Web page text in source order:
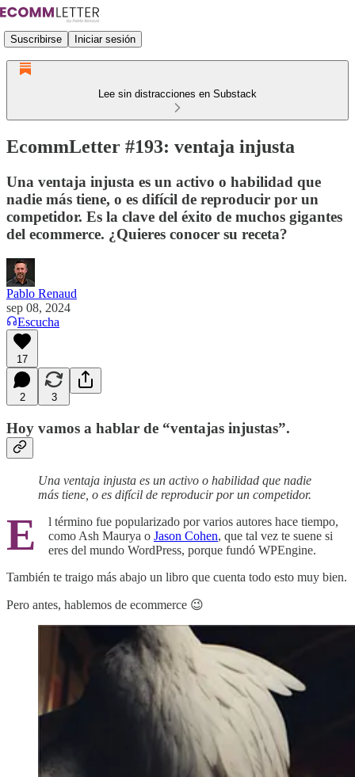
Suscribirse Iniciar sesión
Lee sin distracciones en Substack
EcommLetter #193: ventaja injusta
Una ventaja injusta es un activo o habilidad que
nadie más tiene, o es difícil de reproducir por un
competidor. Es la clave del éxito de muchos gigantes
del ecommerce. ¿Quieres conocer su receta?
Pablo Renaud
sep 08, 2024
Escucha
17
2 3
Hoy vamos a hablar de “ventajas injustas”.
Una ventaja injusta es un activo o habilidad que nadie
más tiene, o es difícil de reproducir por un competidor.
E
l término fue popularizado por varios autores hace tiempo,
como Ash Maurya o Jason Cohen, que tal vez te suene si
eres del mundo WordPress, porque fundó WPEngine.
También te traigo más abajo un libro que cuenta todo esto muy bien.
Pero antes, hablemos de ecommerce 😉